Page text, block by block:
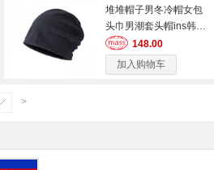
堆堆帽子男冬冷帽女包
头巾男潮套头帽ins韩版
百搭针织帽薄款发带睡
帽月子帽 加绒灰
148.00
加入购物车
>